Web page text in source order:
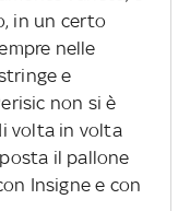
in un certo
nelle
e
non si è
volta in volta
il pallone
Insigne e con